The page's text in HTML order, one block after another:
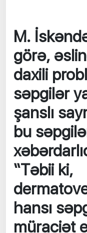
M.
görə,
daxili
səpgilər
şanslı
bu
“Təbii ki,
hansı
müraciət